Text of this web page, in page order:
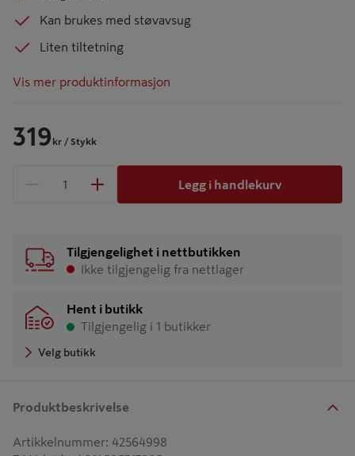
Kan brukes med støvavsug
Liten tiltetning
Vis mer produktinformasjon
319 kr / Stykk
1 produkter
Legg i handlekurv
Tilgjengelighet i nettbutikken
Ikke tilgjengelig fra nettlager
Hent i butikk
Tilgjengelig i 1 butikker
Velg butikk
Produktbeskrivelse
Artikkelnummer: 42564998